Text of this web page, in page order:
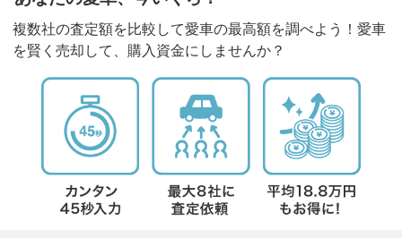
複数社の査定額を比較して愛車の最高額を調べよう！愛車
を賢く売却して、購入資金にしませんか？